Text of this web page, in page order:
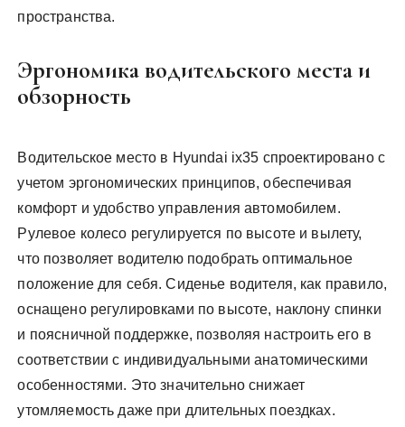
пространства.
Эргономика водительского места и
обзорность
Водительское место в Hyundai ix35 спроектировано с
учетом эргономических принципов, обеспечивая
комфорт и удобство управления автомобилем.
Рулевое колесо регулируется по высоте и вылету,
что позволяет водителю подобрать оптимальное
положение для себя. Сиденье водителя, как правило,
оснащено регулировками по высоте, наклону спинки
и поясничной поддержке, позволяя настроить его в
соответствии с индивидуальными анатомическими
особенностями. Это значительно снижает
утомляемость даже при длительных поездках.